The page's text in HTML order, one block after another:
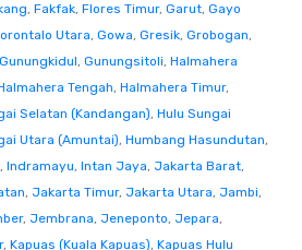
, Fakfak, Flores Timur, Garut, Gayo
Utara, Gowa, Gresik, Grobogan,
Gunungkidul, Gunungsitoli, Halmahera
Tengah, Halmahera Timur,
Selatan (Kandangan), Hulu Sungai
Utara (Amuntai), Humbang Hasundutan,
, Indramayu, Intan Jaya, Jakarta Barat,
, Jakarta Timur, Jakarta Utara, Jambi,
, Jembrana, Jeneponto, Jepara,
, Kapuas (Kuala Kapuas), Kapuas Hulu